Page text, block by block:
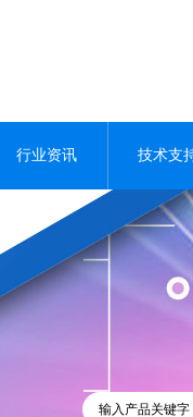
行业资讯 技术支